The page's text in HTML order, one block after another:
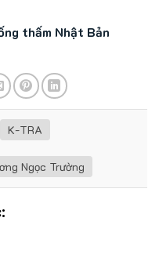
thấm Nhật Bản
K-TRA
Ngọc Trường